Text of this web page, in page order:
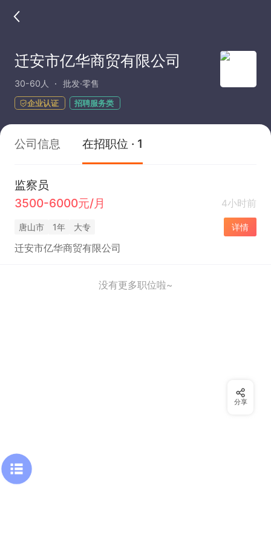
迁安市亿华商贸有限公司
30-60人 批发·零售
企业认证 招聘服务类
公司信息 在招职位 · 1
监察员
3500-6000元/月
4小时前
唐山市 1年 大专 详情
迁安市亿华商贸有限公司
没有更多职位啦~
分享